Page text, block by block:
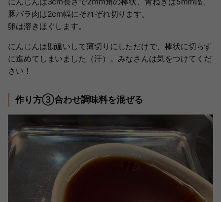
豚バラ肉は2cm幅にそれぞれ切ります。
卵は溶きほぐします。
にんじんは勘違いして薄切りにしただけで、棒状に切らず
に進めてしまいました（汗）。みなさんは気をつけてくだ
さい！
作り方③合わせ調味料を混ぜる